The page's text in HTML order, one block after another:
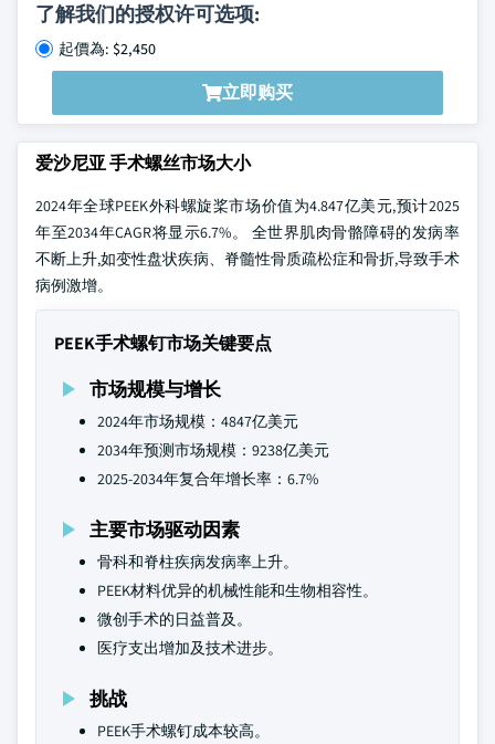
了解我们的授权许可选项:
起價為: $2,450
立即购买
爱沙尼亚 手术螺丝市场大小
2024年全球PEEK外科螺旋桨市场价值为4.847亿美元,预计2025
年至2034年CAGR将显示6.7%。 全世界肌肉骨骼障碍的发病率
不断上升,如变性盘状疾病、脊髓性骨质疏松症和骨折,导致手术
病例激增。
PEEK手术螺钉市场关键要点
市场规模与增长
2024年市场规模：4847亿美元
2034年预测市场规模：9238亿美元
2025-2034年复合年增长率：6.7%
主要市场驱动因素
骨科和脊柱疾病发病率上升。
PEEK材料优异的机械性能和生物相容性。
微创手术的日益普及。
医疗支出增加及技术进步。
挑战
PEEK手术螺钉成本较高。